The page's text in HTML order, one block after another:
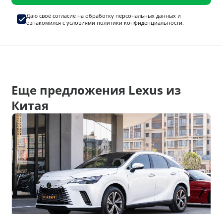
Даю своё согласие на обработку персональных данныхи
ознакомился с условиями политики конфиденциальности.
Еще предложения Lexus из
Китая